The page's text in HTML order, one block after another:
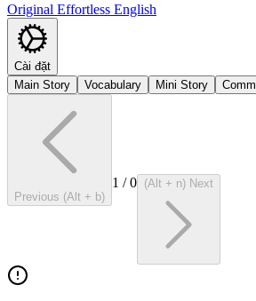
Original Effortless English
Cài đặt
Main Story
Vocabulary Mini Story
Previous (Alt + b)
1 /0 (Alt + n) Next